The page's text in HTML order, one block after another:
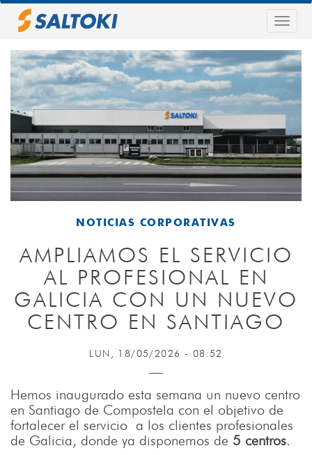
Pasar
principal
NOTICIAS CORPORATIVAS
AMPLIAMOS EL SERVICIO
AL PROFESIONAL EN
GALICIA CON UN NUEVO
CENTRO EN SANTIAGO
LUN, 18/05/2026 - 08:52
Hemos inaugurado esta semana un nuevo centro
en Santiago de Compostela con el objetivo de
fortalecer el servicio a los clientes profesionales
de Galicia, donde ya disponemos de 5 centros.